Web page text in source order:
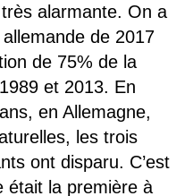
alarmante. On a
de 2017
de 75% de la
et 2013. En
en Allemagne,
les trois
ont disparu. C’est
la première à